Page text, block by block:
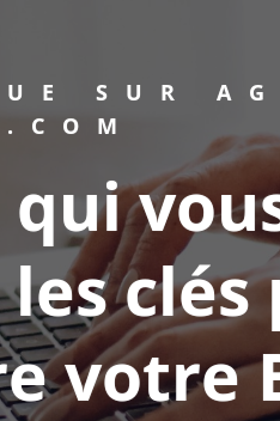
SUR
qui
clés
votre